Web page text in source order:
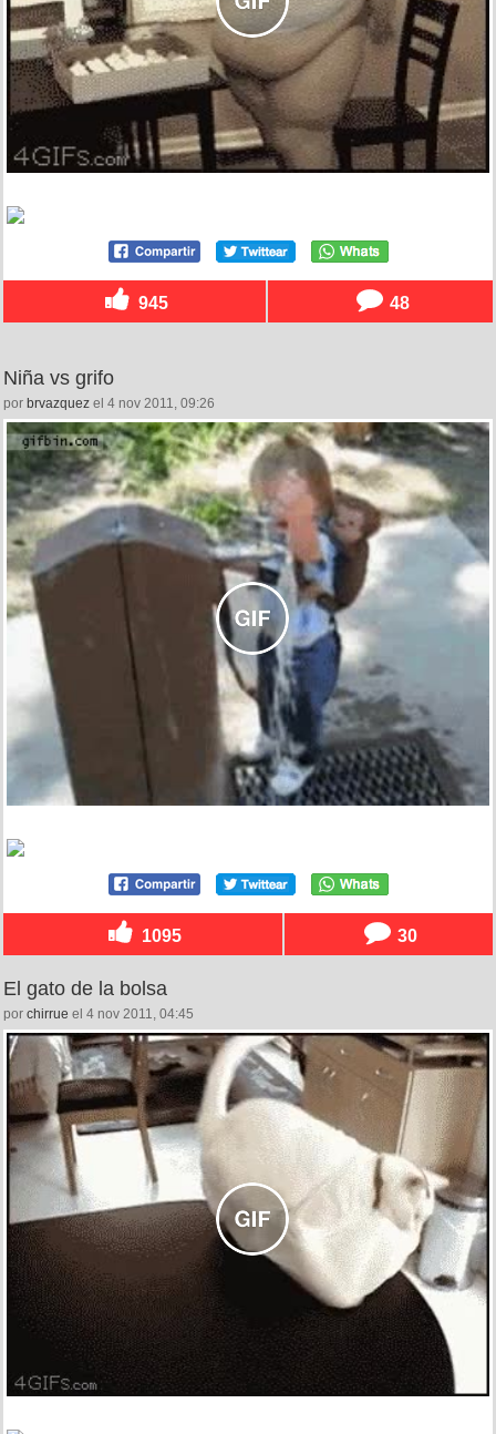
945 48
Niña vs grifo
por brvazquez el 4 nov 2011, 09:26
1095 30
El gato de la bolsa
por chirrue el 4 nov 2011, 04:45